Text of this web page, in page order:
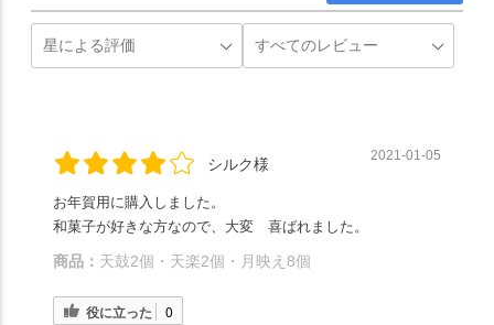
シルク様 2021-01-05
お年賀用に購入しました。
和菓子が好きな方なので、大変 喜ばれました。
商品： 天鼓2個・天楽2個・月映え8個
役に立った 0